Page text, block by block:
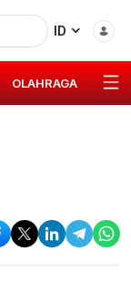
ID
OLAHRAGA GAYA